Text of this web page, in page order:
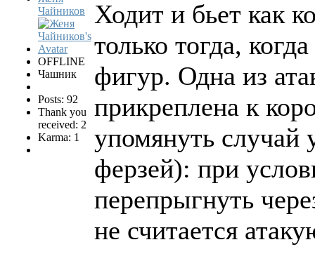
Чайников
OFFLINE
Чашник
Posts: 92
Thank you
received: 2
Karma: 1
Ходит и бьет как
только тогда,
фигур. Одна из
прикреплена к
упомянуть случай
ферзей): при
перепрыгнуть
не считается